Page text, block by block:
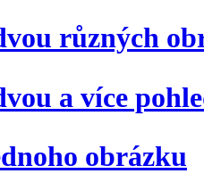
různých
a více
obrázku